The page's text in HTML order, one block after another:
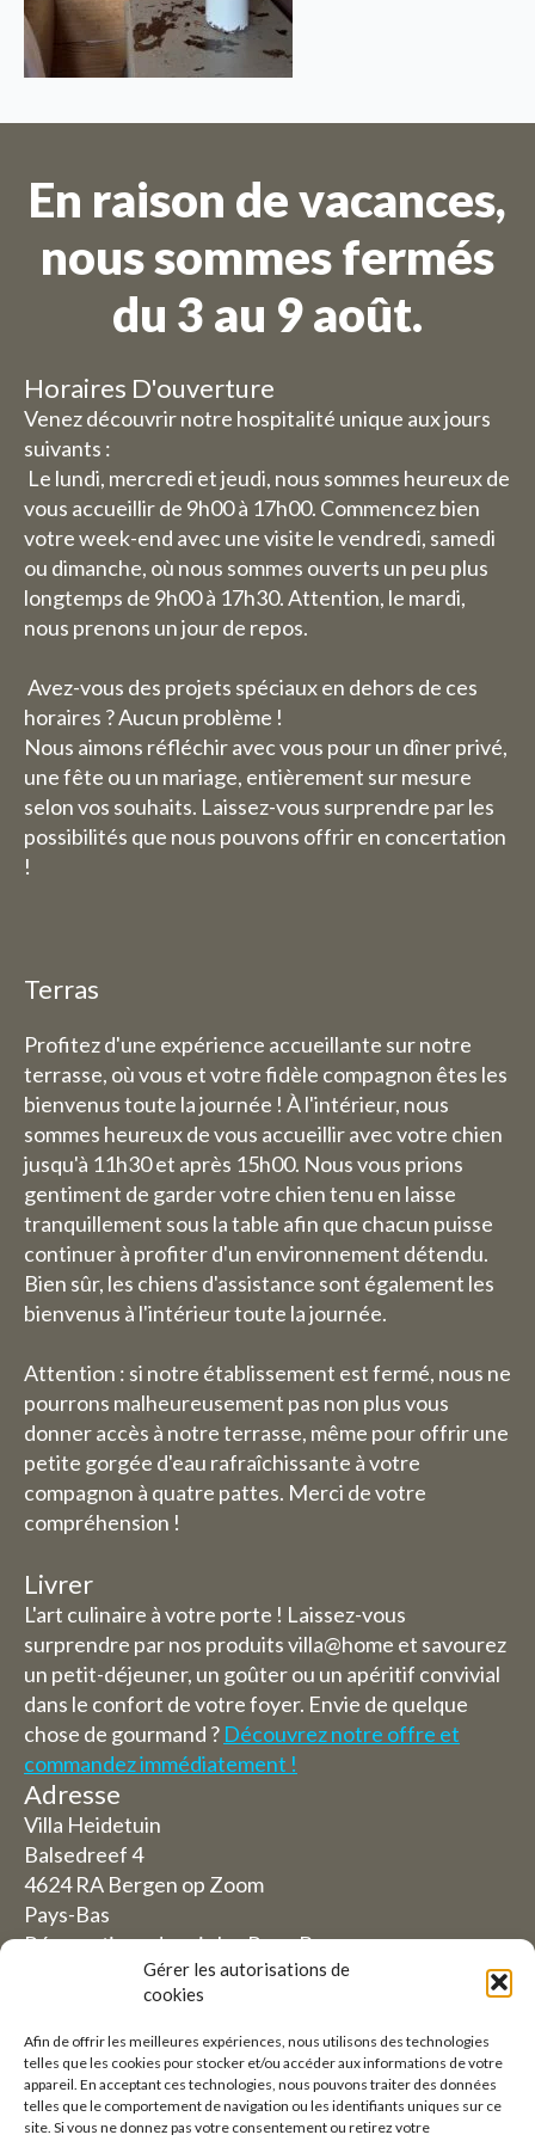
Gérer les autorisations de
cookies
Afin de offrir les meilleures expériences, nous utilisons des technologies
telles que les cookies pour stocker et/ou accéder aux informations de votre
appareil. En acceptant ces technologies, nous pouvons traiter des données
telles que le comportement de navigation ou les identifiants uniques sur ce
site. Si vous ne donnez pas votre consentement ou retirez votre
En raison de vacances,
nous sommes fermés
du 3 au 9 août.
Horaires D'ouverture
Venez découvrir notre hospitalité unique aux jours
suivants :
Le lundi, mercredi et jeudi, nous sommes heureux de
vous accueillir de 9h00 à 17h00. Commencez bien
votre week-end avec une visite le vendredi, samedi
ou dimanche, où nous sommes ouverts un peu plus
longtemps de 9h00 à 17h30. Attention, le mardi,
nous prenons un jour de repos.
Avez-vous des projets spéciaux en dehors de ces
horaires ? Aucun problème !
Nous aimons réfléchir avec vous pour un dîner privé,
une fête ou un mariage, entièrement sur mesure
selon vos souhaits. Laissez-vous surprendre par les
possibilités que nous pouvons offrir en concertation
!
Terras
Profitez d'une expérience accueillante sur notre
terrasse, où vous et votre fidèle compagnon êtes les
bienvenus toute la journée ! À l'intérieur, nous
sommes heureux de vous accueillir avec votre chien
jusqu'à 11h30 et après 15h00. Nous vous prions
gentiment de garder votre chien tenu en laisse
tranquillement sous la table afin que chacun puisse
continuer à profiter d'un environnement détendu.
Bien sûr, les chiens d'assistance sont également les
bienvenus à l'intérieur toute la journée.
Attention : si notre établissement est fermé, nous ne
pourrons malheureusement pas non plus vous
donner accès à notre terrasse, même pour offrir une
petite gorgée d'eau rafraîchissante à votre
compagnon à quatre pattes. Merci de votre
compréhension !
Livrer
L'art culinaire à votre porte ! Laissez-vous
surprendre par nos produits villa@home et savourez
un petit-déjeuner, un goûter ou un apéritif convivial
dans le confort de votre foyer. Envie de quelque
chose de gourmand ? Découvrez notre offre et
commandez immédiatement !
Adresse
Villa Heidetuin
Balsedreef 4
4624 RA Bergen op Zoom
Pays-Bas
Réservations depuis les Pays-Bas
06-19117004
Depuis l'étranger (Réservations depuis l'extérieur
des Pays-Bas)
+31 (0)619117004